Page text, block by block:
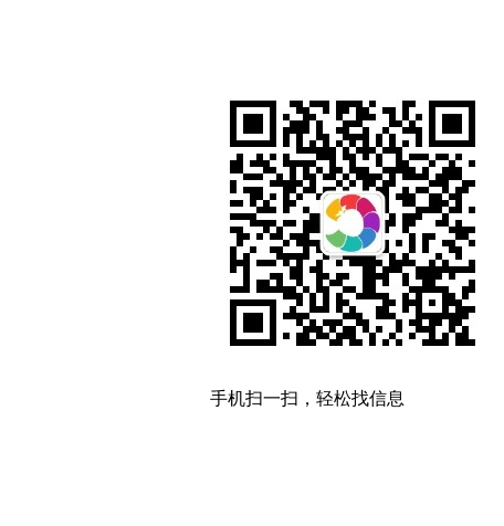
手机扫一扫，轻松找信息